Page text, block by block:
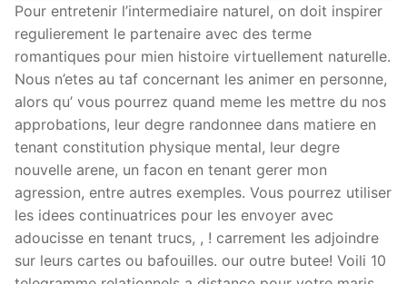
Pour entretenir l’intermediaire naturel, on doit inspirer
regulierement le partenaire avec des terme
romantiques pour mien histoire virtuellement naturelle.
Nous n’etes au taf concernant les animer en personne,
alors qu’ vous pourrez quand meme les mettre du nos
approbations, leur degre randonnee dans matiere en
tenant constitution physique mental, leur degre
nouvelle arene, un facon en tenant gerer mon
agression, entre autres exemples. Vous pourrez utiliser
les idees continuatrices pour les envoyer avec
adoucisse en tenant trucs, , ! carrement les adjoindre
sur leurs cartes ou bafouilles. our outre butee! Voili 10